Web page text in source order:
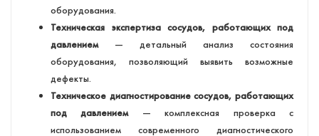
оборудования.
Техническая экспертиза сосудов, работающих под
давлением— детальный анализ состояния
оборудования, позволяющий выявить возможные
дефекты.
Техническое диагностирование сосудов, работающих
под давлением— комплексная проверка с
использованием современного диагностического